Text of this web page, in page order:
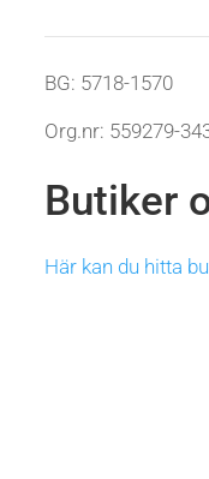
BG: 5718-1570
Org.nr: 559279-
Butiker
Här kan du hitta